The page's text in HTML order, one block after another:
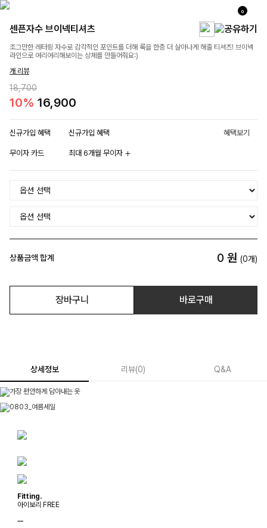
0
센픈자수 브이넥티셔츠
조그만한 레터링 자수로 감각적인 포인트를 더해 룩을 한층 더 살아나게 해줄 티셔츠! 브이넥
라인으로 여리여리해보이는 상체를 만들어줘요:)
개 리뷰
18,700
10% 16,900
신규가입 혜택 신규가입 혜택 혜택보기
무이자 카드 최대 6개월 무이자
상품금액 합계 0 원 (0개)
장바구니 바로구매
상세정보 리뷰(0) Q&A
Fitting.
아이보리 FREE
ㅡ